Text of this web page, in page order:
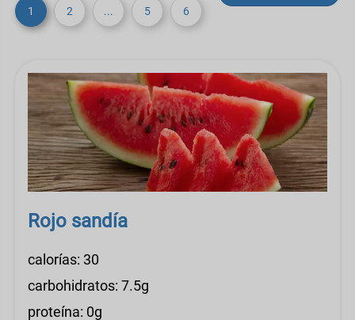
1
2 ... 5 6
Rojo sandía
calorías: 30
carbohidratos: 7.5g
proteína: 0g